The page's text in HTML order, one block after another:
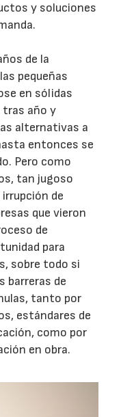
y soluciones
de la
pequeñas
en sólidas
tras año y
alternativas a
entonces se
Pero como
tan jugoso
de
que vieron
de
para
sobre todo si
barreras de
tanto por
estándares de
como por
en obra.